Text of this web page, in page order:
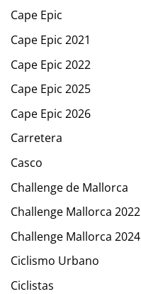
Cape Epic
Cape Epic 2021
Cape Epic 2022
Cape Epic 2025
Cape Epic 2026
Carretera
Casco
Challenge de Mallorca
Challenge Mallorca 2022
Challenge Mallorca 2024
Ciclismo Urbano
Ciclistas